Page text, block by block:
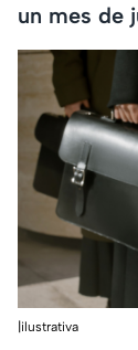
un mes de
|ilustrativa